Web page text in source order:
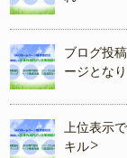
ブログ投
ージとな
上位表示
キル>